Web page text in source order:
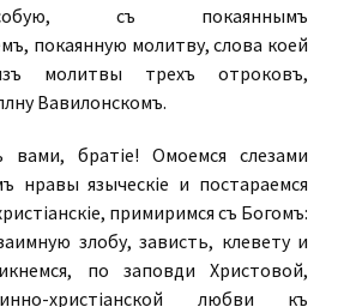
съ покаяннымъ
покаянную молитву, слова коей
молитвы трехъ отроковъ,
Вавилонскомъ.
братіе! Омоемся слезами
нравы языческіе и постараемся
примиримся съ Богомъ:
злобу, зависть, клевету и
по заповѣди Христовой,
христіанской любви къ